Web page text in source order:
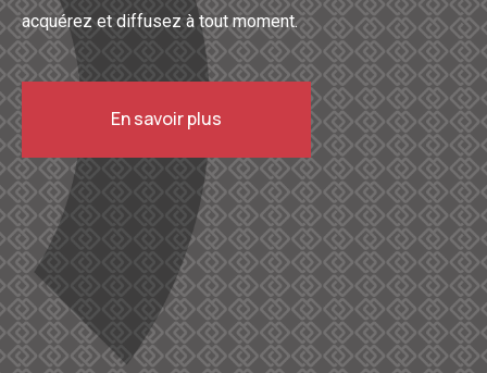
acquérez et diffusez à tout moment.
En savoir plus